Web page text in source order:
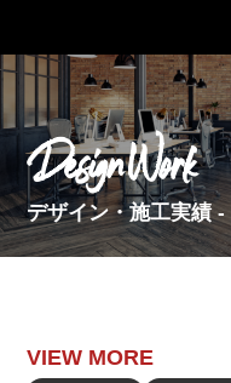
Design Work
デザイン・施工実績
VIEW MORE